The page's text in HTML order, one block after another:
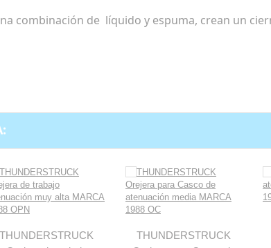
combinación de líquido y espuma, crean un
THUNDERSTRUCK
THUNDERSTRUCK